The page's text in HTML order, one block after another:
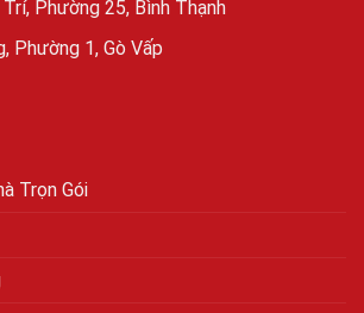
Phường 25, Bình Thạnh
Phường 1, Gò Vấp
Trọn Gói